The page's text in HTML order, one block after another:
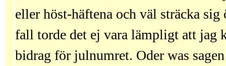
eller höst-häftena och väl sträcka
fall torde det ej vara lämpligt att jag
bidrag för julnumret. Oder was